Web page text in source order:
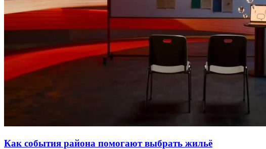
Как события района помогают выбрать жильё